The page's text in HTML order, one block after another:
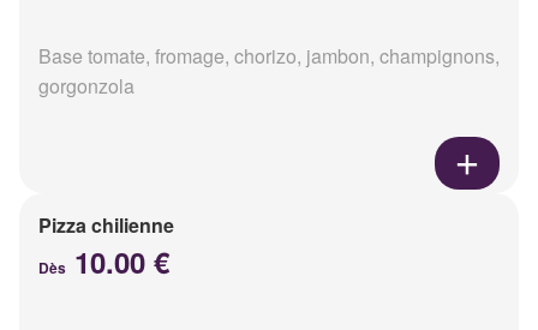
Base tomate, fromage, chorizo, jambon, champignons,
gorgonzola
Pizza chilienne
Dès 10.00 €